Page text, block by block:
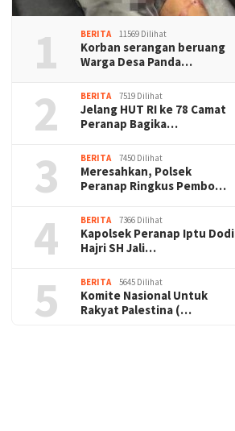
1 BERITA 11569 Dilihat
Korban serangan beruang
Warga Desa Panda…
2 BERITA 7519 Dilihat
Jelang HUT RI ke 78 Camat
Peranap Bagika…
3 BERITA 7450 Dilihat
Meresahkan, Polsek
Peranap Ringkus Pembo…
4 BERITA 7366 Dilihat
Kapolsek Peranap Iptu Dodi
Hajri SH Jali…
5 BERITA 5645 Dilihat
Komite Nasional Untuk
Rakyat Palestina (…